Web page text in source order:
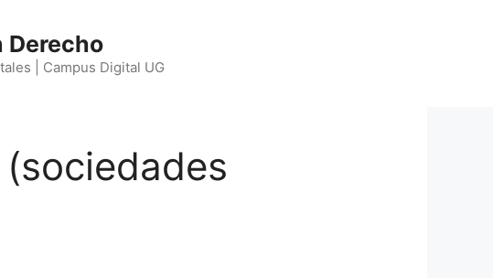
Derecho
| Campus Digital UG